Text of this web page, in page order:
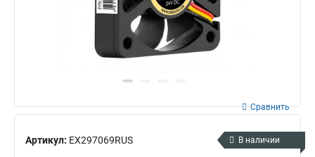
Артикул: EX297069RUS
Сравнить
В наличии